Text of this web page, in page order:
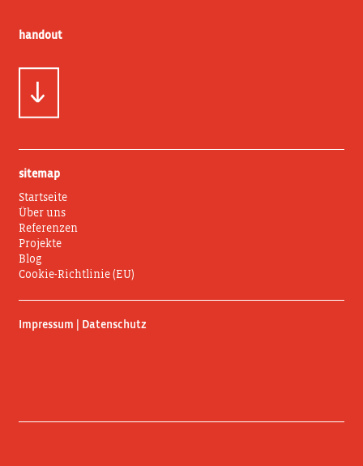
handout
sitemap
Startseite
Über uns
Referenzen
Projekte
Blog
Cookie-Richtlinie (EU)
Impressum | Datenschutz